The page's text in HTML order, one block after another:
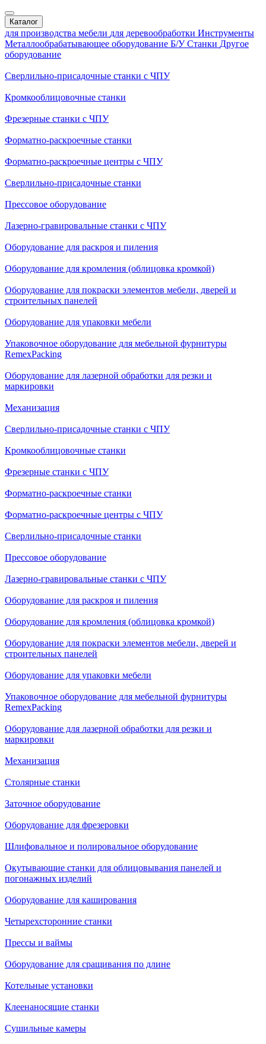
Каталог
для производства мебели для деревообработки Инструменты
Металлообрабатывающее оборудование Б/У Станки Другое
оборудование
Сверлильно-присадочные станки с ЧПУ
Кромкооблицовочные cтанки
Фрезерные станки с ЧПУ
Форматно-раскроечные станки
Форматно-раскроечные центры с ЧПУ
Сверлильно-присадочные станки
Прессовое оборудование
Лазерно-гравировальные станки с ЧПУ
Оборудование для раскроя и пиления
Оборудование для кромления (облицовка кромкой)
Оборудование для покраски элементов мебели, дверей и
строительных панелей
Оборудование для упаковки мебели
Упаковочное оборудование для мебельной фурнитуры
RemexPacking
Оборудование для лазерной обработки для резки и
маркировки
Механизация
Сверлильно-присадочные станки с ЧПУ
Кромкооблицовочные cтанки
Фрезерные станки с ЧПУ
Форматно-раскроечные станки
Форматно-раскроечные центры с ЧПУ
Сверлильно-присадочные станки
Прессовое оборудование
Лазерно-гравировальные станки с ЧПУ
Оборудование для раскроя и пиления
Оборудование для кромления (облицовка кромкой)
Оборудование для покраски элементов мебели, дверей и
строительных панелей
Оборудование для упаковки мебели
Упаковочное оборудование для мебельной фурнитуры
RemexPacking
Оборудование для лазерной обработки для резки и
маркировки
Механизация
Столярные станки
Заточное оборудование
Оборудование для фрезеровки
Шлифовальное и полировальное оборудование
Окутывающие станки для облицовывания панелей и
погонажных изделий
Оборудование для каширования
Четырехсторонние станки
Прессы и ваймы
Оборудование для сращивания по длине
Котельные установки
Клеенаносящие станки
Сушильные камеры